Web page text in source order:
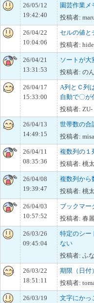
26/05/12
19:42:40
園芸作業メ
投稿者:
26/04/22
10:04:06
セルの値と
投稿者:
26/04/21
13:31:53
ソートが大
投稿者: の
26/04/17
15:33:00
A列とＣ列
自動で〇が
投稿者: ZU-
26/04/13
14:49:15
世帯数の合
投稿者:
26/04/11
08:35:36
複数列の１
投稿者: 桃
26/04/08
19:39:47
複数列から
投稿者: 桃
26/04/03
10:57:52
ブックマー
投稿者: 春麗
26/03/26
09:45:04
特定のシー
ない
投稿者: ふ
26/03/22
18:51:11
期限（日付
投稿者:
26/03/19
文字にかっ